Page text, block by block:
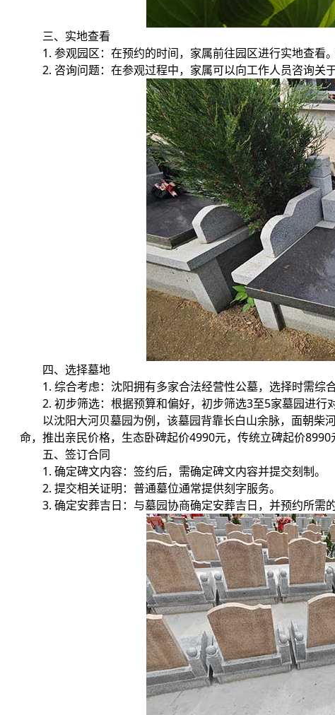
三、实地查看
1. 参观园区：在预约的时间，家属前往园区进行实地查看
2. 咨询问题：在参观过程中，家属可以向工作人员咨询关
四、选择墓地
1. 综合考虑：沈阳拥有多家合法经营性公墓，选择时需综
2. 初步筛选：根据预算和偏好，初步筛选3至5家墓园进行对
以沈阳大河贝墓园为例，该墓园背靠长白山余脉，面朝柴
命，推出亲民价格，生态卧碑起价4990元，传统立碑起价8990
五、签订合同
1. 确定碑文内容：签约后，需确定碑文内容并提交刻制。
2. 提交相关证明：普通墓位通常提供刻字服务。
3. 确定安葬吉日：与墓园协商确定安葬吉日，并预约所需